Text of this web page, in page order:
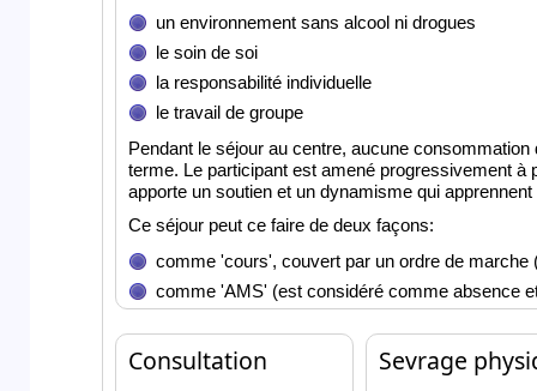
un environnement sans alcool ni drogues
le soin de soi
la responsabilité individuelle
le travail de groupe
Pendant le séjour au centre, aucune consommation
terme. Le participant est amené progressivement
apporte un soutien et un dynamisme qui
Ce séjour peut ce faire de deux façons:
comme 'cours', couvert par un ordre de marche
comme 'AMS' (est considéré comme absence
Consultation Sevrage